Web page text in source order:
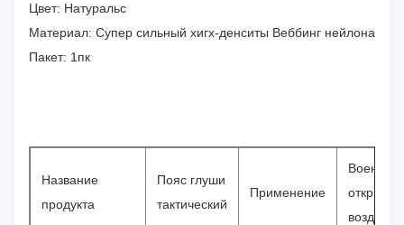
Цвет: Натуральс
Материал: Супер сильный хигх-денситы Веббинг нейлона
Пакет: 1пк
Название
продукта
Пояс глуши
тактический
Применение
Военный
открытом
воздухе